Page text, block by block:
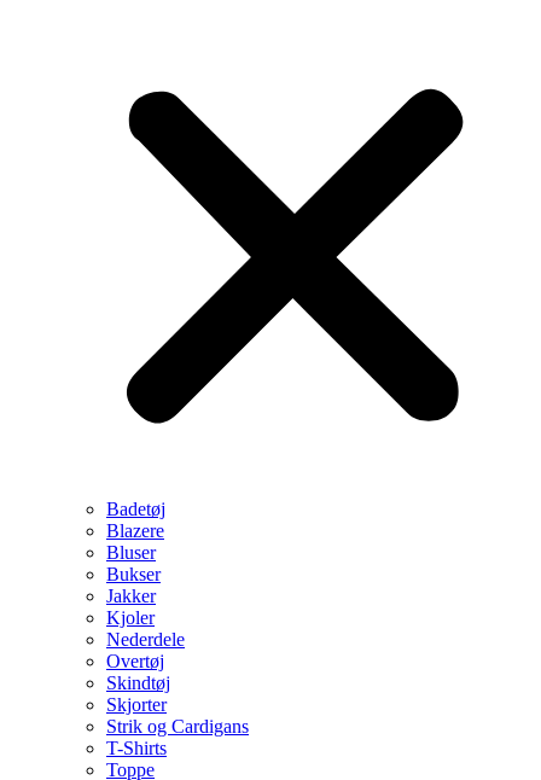
Badetøj
Blazere
Bluser
Bukser
Jakker
Kjoler
Nederdele
Overtøj
Skindtøj
Skjorter
Strik og Cardigans
T-Shirts
Toppe